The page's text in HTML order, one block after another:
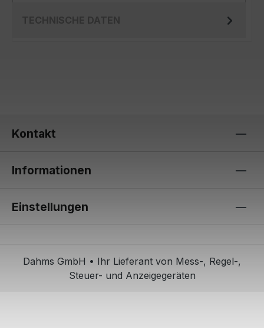
TECHNISCHE DATEN
Kontakt
Informationen
Einstellungen
Dahms GmbH • Ihr Lieferant von Mess-, Regel-,
Steuer- und Anzeigegeräten